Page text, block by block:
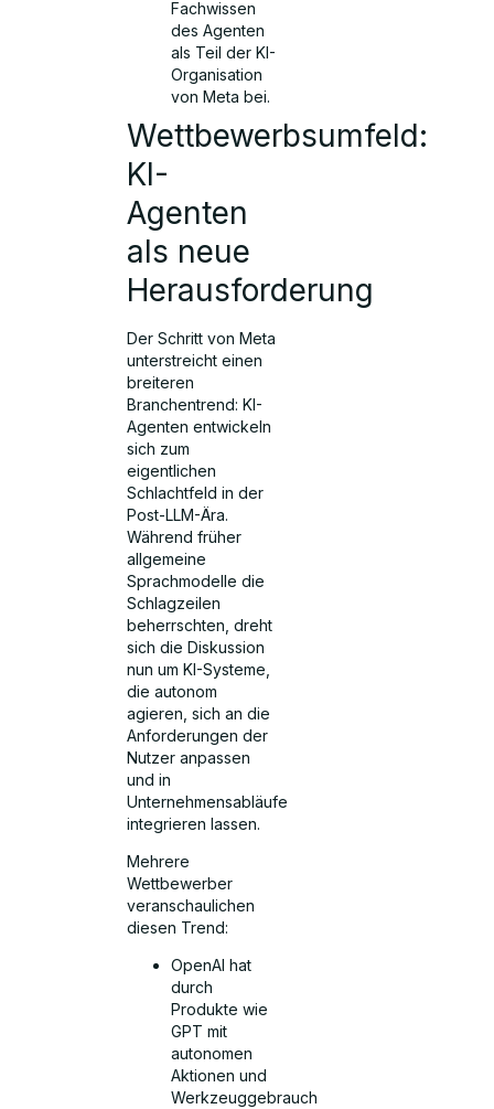
Fachwissen
des Agenten
als Teil der KI-
Organisation
von Meta bei.
Wettbewerbsumfeld:
KI-
Agenten
als neue
Herausforderung
Der Schritt von Meta
unterstreicht einen
breiteren
Branchentrend: KI-
Agenten entwickeln
sich zum
eigentlichen
Schlachtfeld in der
Post-LLM-Ära.
Während früher
allgemeine
Sprachmodelle die
Schlagzeilen
beherrschten, dreht
sich die Diskussion
nun um KI-Systeme,
die autonom
agieren, sich an die
Anforderungen der
Nutzer anpassen
und in
Unternehmensabläufe
integrieren lassen.
Mehrere
Wettbewerber
veranschaulichen
diesen Trend:
OpenAI hat
durch
Produkte wie
GPT mit
autonomen
Aktionen und
Werkzeuggebrauch